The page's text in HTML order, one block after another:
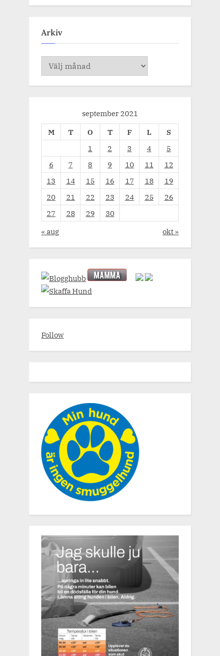
Arkiv
Arkiv
september 2021
M
T O T F L
S
1
2 3 4
5
6
7 8 9 10 11
12
13
14 15 16 17 18
19
20
21 22 23 24 25
26
27
28 29
30
« aug
okt »
Follow